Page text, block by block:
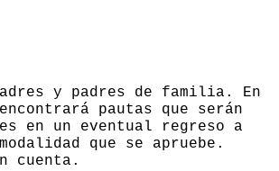
y padres de familia. En
pautas que serán
en un eventual regreso a
que se apruebe.
cuenta.